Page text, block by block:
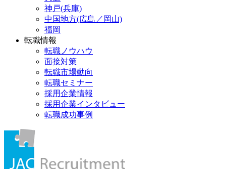
神戸(兵庫)
中国地方(広島／岡山)
福岡
転職情報
転職ノウハウ
面接対策
転職市場動向
転職セミナー
採用企業情報
採用企業インタビュー
転職成功事例